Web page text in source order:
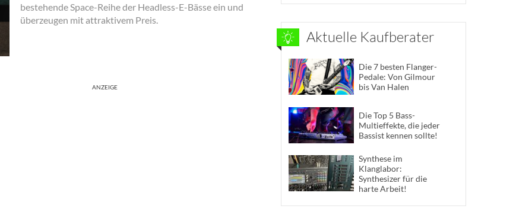
bestehende Space-Reihe der Headless-E-Bässe ein und
überzeugen mit attraktivem Preis.
ANZEIGE
Aktuelle Kaufberater
Die 7 besten Flanger-
Pedale: Von Gilmour
bis Van Halen
Die Top 5 Bass-
Multieffekte, die jeder
Bassist kennen sollte!
Synthese im
Klanglabor:
Synthesizer für die
harte Arbeit!